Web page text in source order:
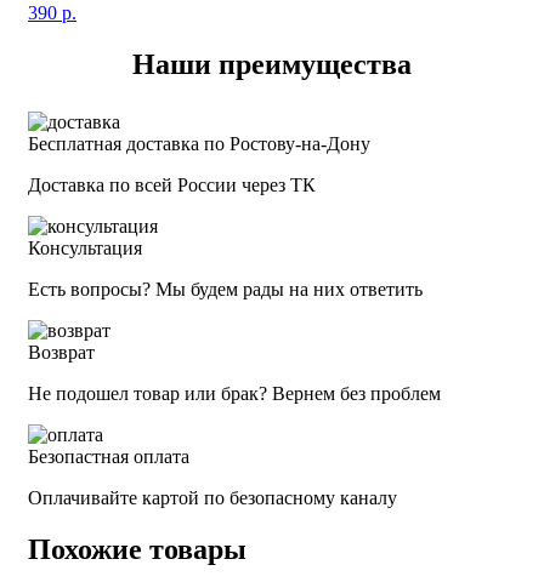
390 р.
Наши преимущества
Бесплатная доставка по Ростову-на-Дону
Доставка по всей России через ТК
Консультация
Есть вопросы? Мы будем рады на них ответить
Возврат
Не подошел товар или брак? Вернем без проблем
Безопастная оплата
Оплачивайте картой по безопасному каналу
Похожие товары